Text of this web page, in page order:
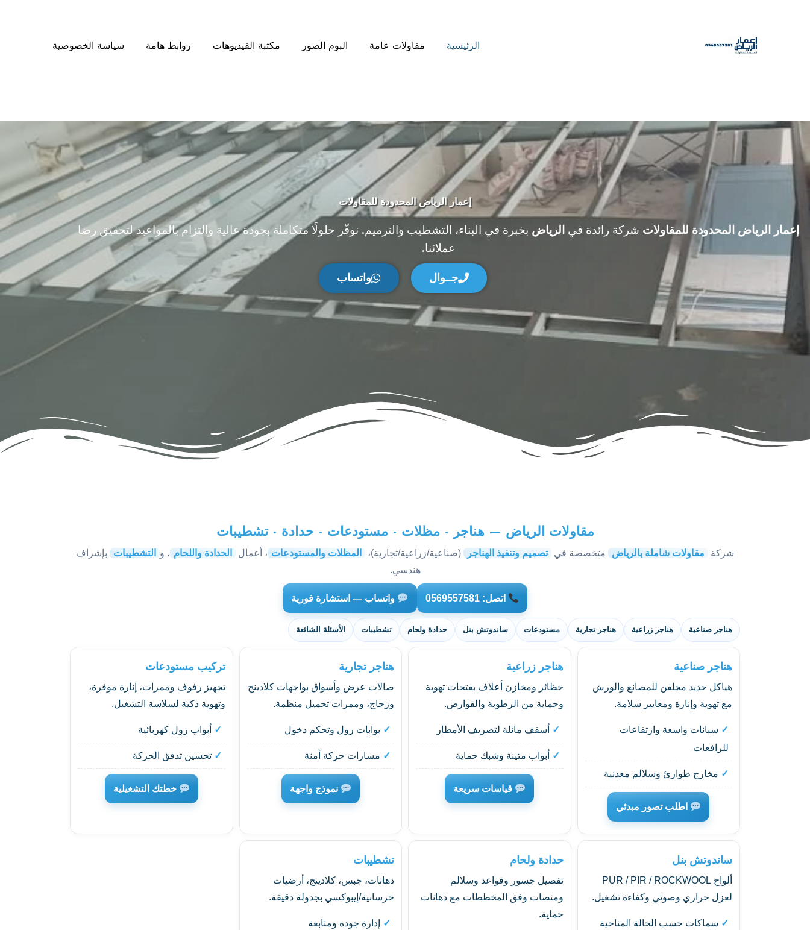
الرئيسية مقاولات عامة البوم الصور مكتبة الفيديوهات روابط هامة سياسة الخصوصية
إعمار الرياض المحدودة للمقاولات
إعمار الرياض المحدودة للمقاولات شركة رائدة في الرياض بخبرة في البناء، التشطيب والترميم. نوفّر حلولًا متكاملة بجودة عالية والتزام بالمواعيد لتحقيق رضا
عملائنا.
جــوال واتساب
مقاولات الرياض — هناجر · مظلات · مستودعات · حدادة · تشطيبات
شركة مقاولات شاملة بالرياض متخصصة في تصميم وتنفيذ الهناجر (صناعية/زراعية/تجارية)، المظلات والمستودعات ، أعمال الحدادة واللحام ، و التشطيبات
بإشراف
هندسي.
اتصل: 0569557581 واتساب — استشارة فورية
هناجر صناعية هناجر زراعية هناجر تجارية مستودعات ساندوتش بنل حدادة ولحام تشطيبات الأسئلة الشائعة
هناجر صناعية
هياكل حديد مجلفن للمصانع والورش
مع تهوية وإنارة ومعايير سلامة.
سبانات واسعة وارتفاعات
للرافعات
مخارج طوارئ وسلالم معدنية
اطلب تصور مبدئي
هناجر زراعية
حظائر ومخازن أعلاف بفتحات تهوية
وحماية من الرطوبة والقوارض.
أسقف مائلة لتصريف الأمطار
أبواب متينة وشبك حماية
قياسات سريعة
هناجر تجارية
صالات عرض وأسواق بواجهات كلادينج
وزجاج، وممرات تحميل منظمة.
بوابات رول وتحكم دخول
مسارات حركة آمنة
نموذج واجهة
تركيب مستودعات
تجهيز رفوف وممرات، إنارة موفرة،
وتهوية ذكية لسلاسة التشغيل.
أبواب رول كهربائية
تحسين تدفق الحركة
خطتك التشغيلية
ساندوتش بنل
ألواح PUR / PIR / ROCKWOOL
لعزل حراري وصوتي وكفاءة تشغيل.
سماكات حسب الحالة المناخية
حدادة ولحام
تفصيل جسور وقواعد وسلالم
ومنصات وفق المخططات مع دهانات
حماية.
تشطيبات
دهانات، جبس، كلادينج، أرضيات
خرسانية/إيبوكسي بجدولة دقيقة.
إدارة جودة ومتابعة